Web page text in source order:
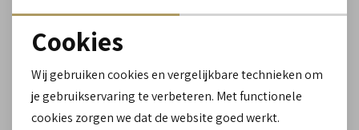
Noodzakelijke cookies
Analytische cookies
Cookies
Wij gebruiken cookies en vergelijkbare technieken om
je gebruikservaring te verbeteren. Met functionele
cookies zorgen we dat de website goed werkt.